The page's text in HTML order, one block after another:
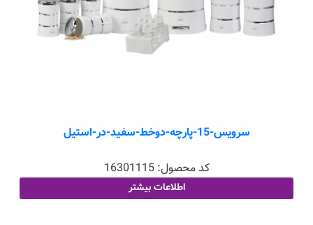
سرویس-15-پارچه-دوخط-سفید-در-استیل
کد محصول:16301115
اطلاعات بیشتر